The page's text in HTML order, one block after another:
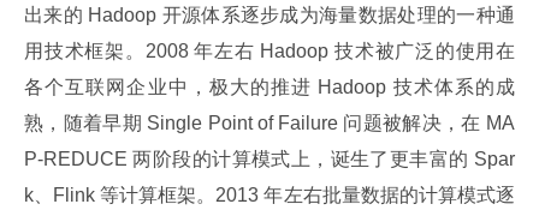
出来的 Hadoop 开源体系逐步成为海量数据处理的一种通
用技术框架。2008 年左右 Hadoop 技术被广泛的使用在
各个互联网企业中，极大的推进 Hadoop 技术体系的成
熟，随着早期 Single Point of Failure 问题被解决，在 MA
P-REDUCE 两阶段的计算模式上，诞生了更丰富的 Spar
k、Flink 等计算框架。2013 年左右批量数据的计算模式逐